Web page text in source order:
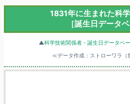
1831年に生まれた科
［誕生日データベ
▲科学技術関係者・誕生日データベ
≪データ作成：ストローワラ